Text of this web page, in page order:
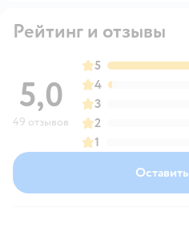
Рейтинг и отзывы
5,0
49 отзывов
5
4
3
2
1